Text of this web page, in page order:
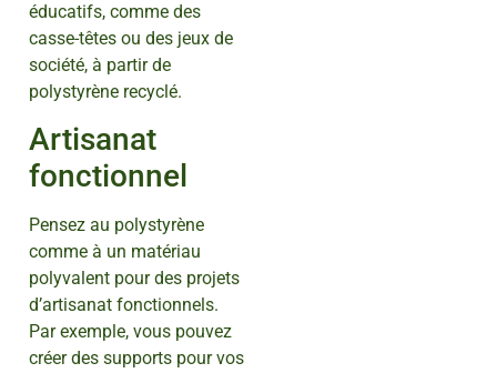
éducatifs, comme des
casse-têtes ou des jeux de
société, à partir de
polystyrène recyclé.
Artisanat
fonctionnel
Pensez au polystyrène
comme à un matériau
polyvalent pour des projets
d’artisanat fonctionnels.
Par exemple, vous pouvez
créer des supports pour vos